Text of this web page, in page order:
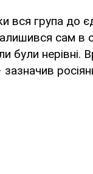
вся група до
сам в
були нерівні.